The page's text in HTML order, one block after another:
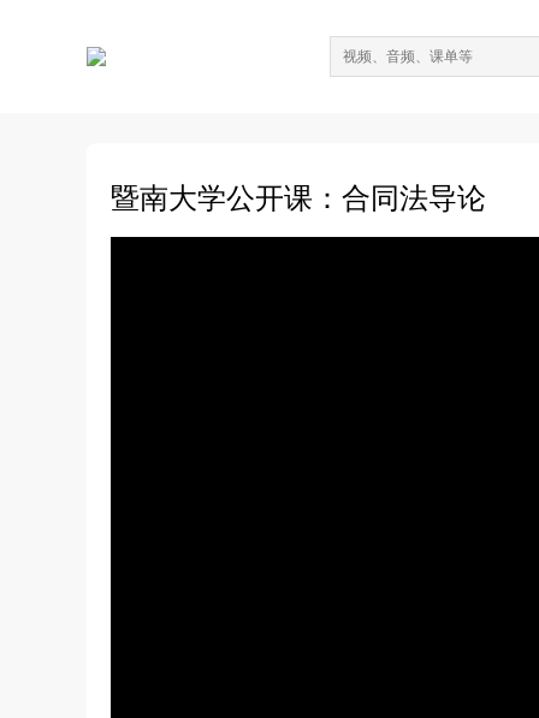
暨南大学公开课：合同法导论